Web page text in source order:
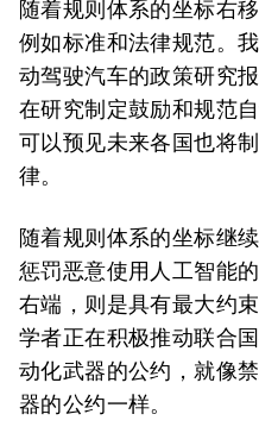
随着规则体系的坐标右
例如标准和法律规范。
动驾驶汽车的政策研究
在研究制定鼓励和规范
可以预见未来各国也将
律。
随着规则体系的坐标继
惩罚恶意使用人工智能
右端，则是具有最大约
学者正在积极推动联合
动化武器的公约，就像
器的公约一样。